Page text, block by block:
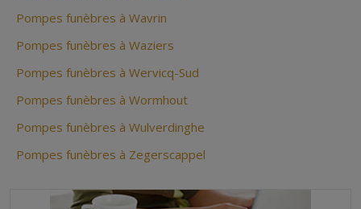
Pompes funèbres à Wavrin
Pompes funèbres à Waziers
Pompes funèbres à Wervicq-Sud
Pompes funèbres à Wormhout
Pompes funèbres à Wulverdinghe
Pompes funèbres à Zegerscappel